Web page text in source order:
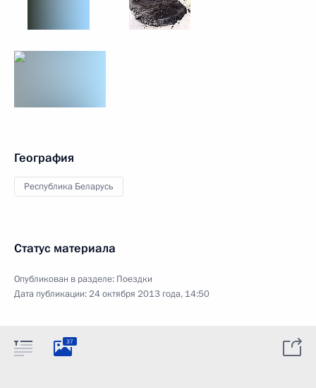
География
Республика Беларусь
Статус материала
Опубликован в разделе: Поездки
Дата публикации:24 октября 2013 года, 14:50
37